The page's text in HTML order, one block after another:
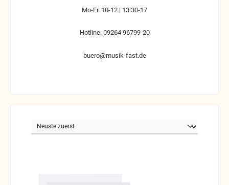
Mo-Fr. 10-12 | 13:30-17
Hotline: 09264 96799-20
buero@musik-fast.de